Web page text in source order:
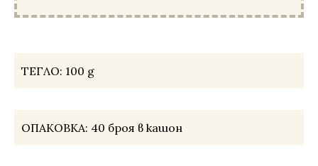
ТЕГЛО: 100 g
ОПАКОВКА: 40 броя в кашон